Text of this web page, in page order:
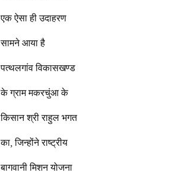
एक ऐसा ही उदाहरण
सामने आया है
पत्थलगांव विकासखण्ड
के ग्राम मकरचुंआ के
किसान श्री राहुल भगत
का, जिन्होंने राष्ट्रीय
बागवानी मिशन योजना